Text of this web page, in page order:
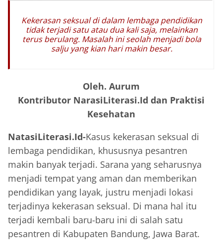
Kekerasan seksual di dalam lembaga pendidikan
tidak terjadi satu atau dua kali saja, melainkan
terus berulang. Masalah ini seolah menjadi bola
salju yang kian hari makin besar.
Oleh. Aurum
Kontributor NarasiLiterasi.Id dan Praktisi
Kesehatan
NatasiLiterasi.Id-Kasus kekerasan seksual di
lembaga pendidikan, khususnya pesantren
makin banyak terjadi. Sarana yang seharusnya
menjadi tempat yang aman dan memberikan
pendidikan yang layak, justru menjadi lokasi
terjadinya kekerasan seksual. Di mana hal itu
terjadi kembali baru-baru ini di salah satu
pesantren di Kabupaten Bandung, Jawa Barat.